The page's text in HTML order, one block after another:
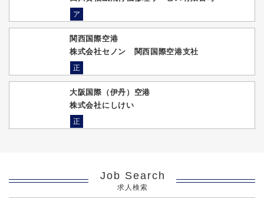
ア
関西国際空港
株式会社セノン 関西国際空港支社
正
大阪国際（伊丹）空港
株式会社にしけい
正
Job Search
求人検索